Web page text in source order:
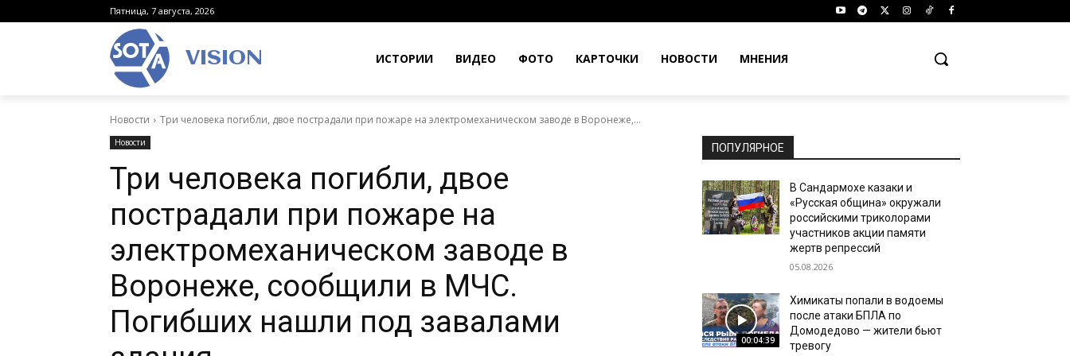
Пятница, 7 августа, 2026
VISION ИСТОРИИ ВИДЕО ФОТО КАРТОЧКИ НОВОСТИ МНЕНИЯ
Новости Три человека погибли, двое пострадали при пожаре на электромеханическом заводе в Воронеже,...
Новости
Три человека погибли, двое
пострадали при пожаре на
электромеханическом заводе в
Воронеже, сообщили в МЧС.
Погибших нашли под завалами
ПОПУЛЯРНОЕ
В Сандармохе казаки и
«Русская община» окружали
российскими триколорами
участников акции памяти
жертв репрессий
05.08.2026
00:04:39
Химикаты попали в водоемы
после атаки БПЛА по
Домодедово — жители бьют
тревогу